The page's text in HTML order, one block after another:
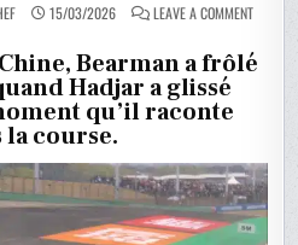
15/03/2026 LEAVE A COMMENTON
IL
Bearman a frôlé
Hadjar a glissé
qu’il raconte
la course.